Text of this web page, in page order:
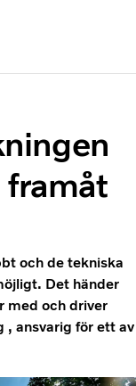
och de tekniska
Det händer
med och driver
, ansvarig för ett av